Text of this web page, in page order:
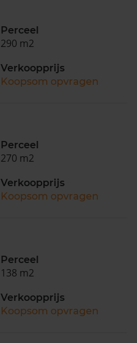
Perceel
290 m2
Verkoopprijs
Koopsom opvragen
Perceel
270 m2
Verkoopprijs
Koopsom opvragen
Perceel
138 m2
Verkoopprijs
Koopsom opvragen